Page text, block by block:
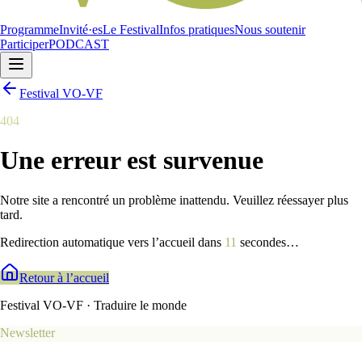
ProgrammeInvité·esLe FestivalInfos pratiquesNous soutenir
ParticiperPODCAST
Festival VO-VF
404
Une erreur est survenue
Notre site a rencontré un problème inattendu. Veuillez réessayer plus
tard.
Redirection automatique vers l’accueil dans 9 secondes…
Retour à l’accueil
Festival VO-VF · Traduire le monde
Newsletter